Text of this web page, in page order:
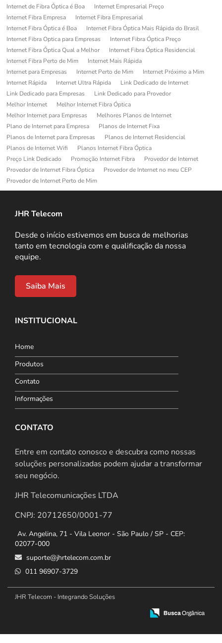
Internet de Fibra Óptica é Boa
Internet Empresarial Preço
Internet Fibra Empresa
Internet Fibra Empresarial
Internet Fibra Óptica é Boa
Internet Fibra Óptica Mais Rápida do Brasil
Internet Fibra Optica para Empresas
Internet Fibra Óptica Preço
Internet Fibra Óptica Qual a Melhor
Internet Fibra Óptica Residencial
Internet Fibra Perto de Mim
Internet Mais Rápida
Internet para Empresas
Internet Perto de Mim
Internet Próximo a Mim
Internet Rápida
Internet Ultra Rápida
Link Dedicado de Internet
Link Dedicado para Empresas
Link Dedicado para Provedor
Melhor Internet
Melhor Internet Fibra Óptica
Melhor Internet para Empresas
Melhores Planos de Internet
Plano de Internet para Empresa
Planos de Internet Fixa
Planos de Internet para Empresas
Planos de Internet Residencial
Planos de Internet Wifi
Planos Internet Fibra Óptica
Preço Link Dedicado
Promoção Internet Fibra
Provedor de Internet
Provedor de Internet Fibra Óptica
Provedor de Internet no meu CEP
Provedor de Internet Perto de Mim
JHR Telecom
Desde o início estivemos em busca de melhorias
tanto em tecnologia com e qualificação da nossa
equipe.
Saiba Mais
INSTITUCIONAL
Home
Produtos
Contato
Informações
CONTATO
Entre em contato conosco e descubra como nossas
soluções personalizadas podem ajudar a transformar
seu negócio.
JHR Telecomunicações LTDA
CNPJ: 20712650/0001-77
Av. Angelina, 71 - Vila Leonor - São Paulo / SP - CEP:
02077-000
suporte@jhrtelecom.com.br
011 96907-3729
JHR Telecom - Integrando Soluções